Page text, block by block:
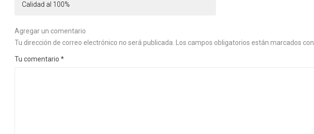
Calidad al 100%
Agregar un comentario
Tu dirección de correo electrónico no será publicada.
Los campos obligatorios están marcados con
Tu comentario *